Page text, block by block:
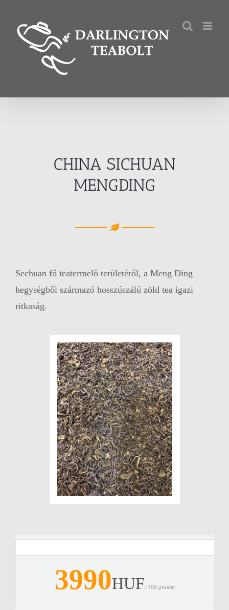
CHINA SICHUAN
MENGDING
Sechuan fő teatermelő területéről, a Meng Ding
hegységből származó hosszúszálú zöld tea igazi
ritkaság.
3990HUF/ 100 gramm